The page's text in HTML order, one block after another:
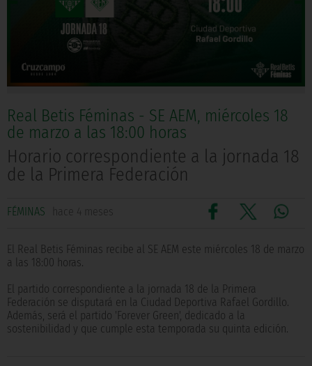
Real Betis Féminas - SE AEM, miércoles 18
de marzo a las 18:00 horas
Horario correspondiente a la jornada 18
de la Primera Federación
FÉMINAS hace 4 meses
El Real Betis Féminas recibe al SE AEM este miércoles 18 de marzo
a las 18:00 horas.
El partido correspondiente a la jornada 18 de la Primera
Federación se disputará en la Ciudad Deportiva Rafael Gordillo.
Además, será el partido 'Forever Green', dedicado a la
sostenibilidad y que cumple esta temporada su quinta edición.